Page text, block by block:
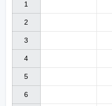
1
2
3
4
5
6